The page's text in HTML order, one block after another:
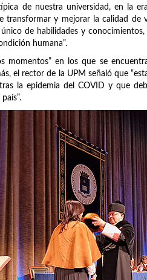
de nuestra universidad, en la
y mejorar la calidad de
de habilidades y
humana”.
momentos” en los que se
el rector de la UPM señaló que
la epidemia del COVID y que